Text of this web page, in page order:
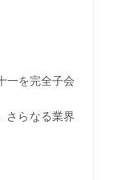
を完全子会
らなる業界